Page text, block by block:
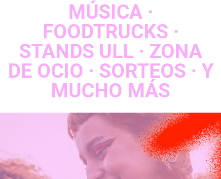
MÚSICA ·
FOODTRUCKS ·
STANDS ULL · ZONA
DE OCIO · SORTEOS · Y
MUCHO MÁS